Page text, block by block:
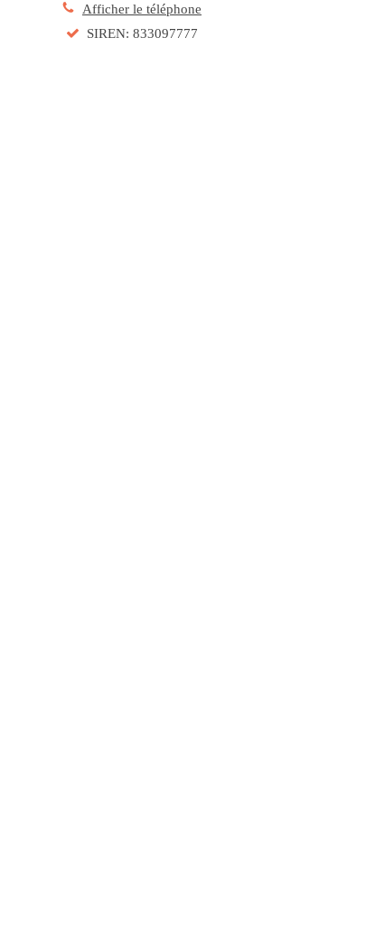
Afficher le téléphone
SIREN: 833097777